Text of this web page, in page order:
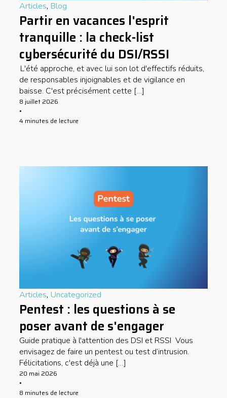
Articles, Blog
Partir en vacances l'esprit
tranquille : la check-list
cybersécurité du DSI/RSSI
L'été approche, et avec lui son lot d'effectifs réduits,
de responsables injoignables et de vigilance en
baisse. C'est précisément cette […]
8 juillet 2026
•
4 minutes de lecture
Articles, Uncategorized
Pentest : les questions à se
poser avant de s'engager
Guide pratique à l'attention des DSI et RSSI Vous
envisagez de faire un pentest ou test d’intrusion.
Félicitations, c'est déjà une […]
20 mai 2026
•
8 minutes de lecture